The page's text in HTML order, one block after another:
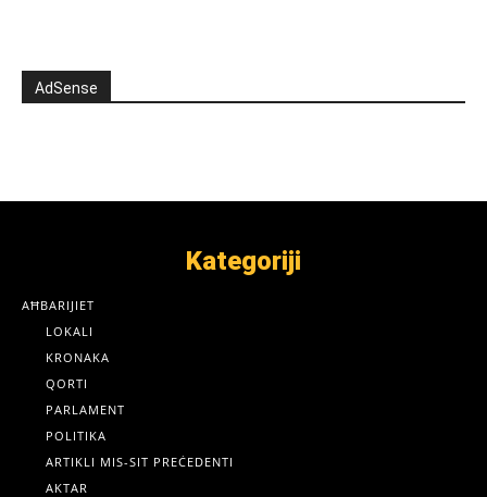
AdSense
Kategoriji
AĦBARIJIET
LOKALI
KRONAKA
QORTI
PARLAMENT
POLITIKA
ARTIKLI MIS-SIT PREĊEDENTI
AKTAR